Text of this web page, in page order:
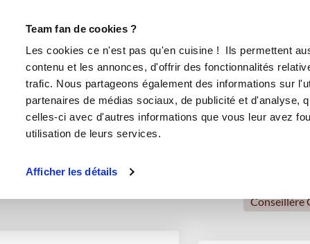
Team fan de cookies ?
Les cookies ce n'est pas qu'en cuisine ! Ils permettent
contenu et les annonces, d'offrir des fonctionnalités
trafic. Nous partageons également des informations sur
partenaires de médias sociaux, de publicité et d'analyse,
celles-ci avec d'autres informations que vous leur avez
utilisation de leurs services.
Afficher les détails
Choux au
Conseillère